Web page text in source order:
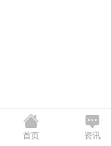
首页 资讯